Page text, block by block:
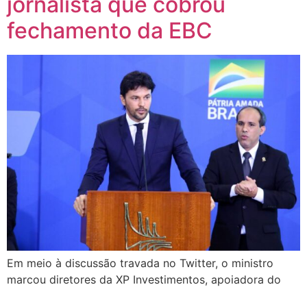
fechamento da EBC
Em meio à discussão travada no Twitter, o ministro
marcou diretores da XP Investimentos, apoiadora do